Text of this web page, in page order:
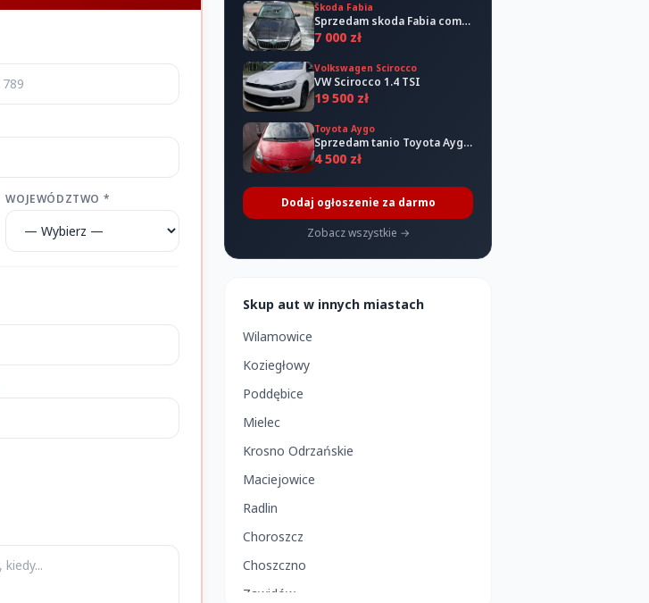
WOJEWÓDZTWO *
Škoda Fabia
Sprzedam skoda Fabia combi 2011
7 000 zł
Volkswagen Scirocco
VW Scirocco 1.4 TSI
19 500 zł
Toyota Aygo
Sprzedam tanio Toyota Aygo 2006
4 500 zł
Dodaj ogłoszenie za darmo
Zobacz wszystkie →
Skup aut w innych miastach
Wilamowice
Koziegłowy
Poddębice
Mielec
Krosno Odrzańskie
Maciejowice
Radlin
Choroszcz
Choszczno
Zawidów